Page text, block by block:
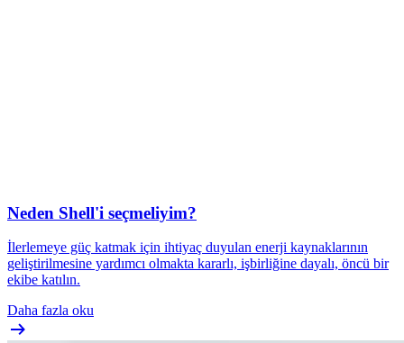
Neden Shell'i seçmeliyim?
İlerlemeye güç katmak için ihtiyaç duyulan enerji kaynaklarının
geliştirilmesine yardımcı olmakta kararlı, işbirliğine dayalı, öncü bir
ekibe katılın.
Daha fazla oku